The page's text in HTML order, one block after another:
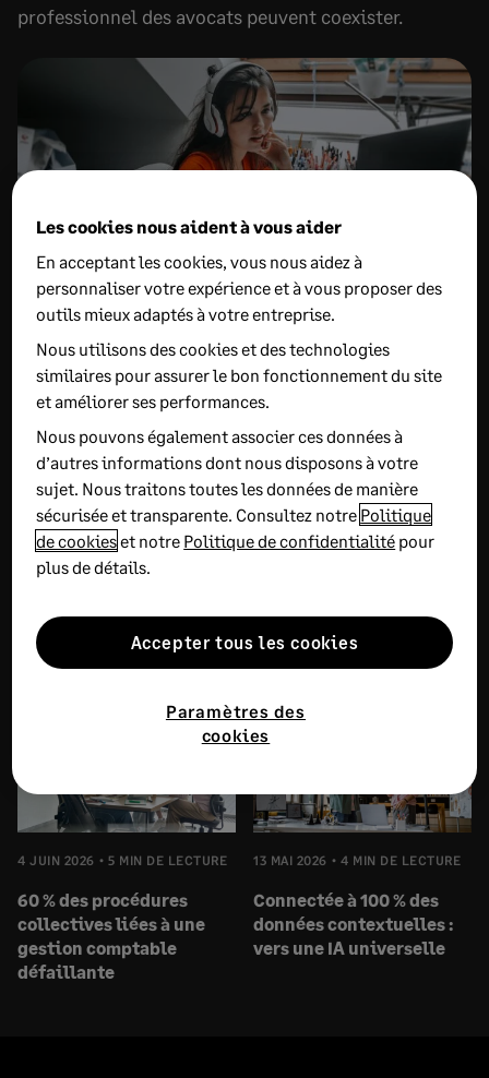
professionnel des avocats peuvent coexister.
En savoir plus sur ce sujet
26 JUIN 2026
2 MIN DE LECTURE
nouvelle génération :
l’avantage concurrentiel
24 JUIN 2026 5 MIN DE LECTURE
électroniques
4 JUIN 2026 5 MIN DE LECTURE
60 % des procédures
collectives liées à une
gestion comptable
défaillante
13 MAI 2026 4 MIN DE LECTURE
Connectée à 100 % des
données contextuelles :
vers une IA universelle
Les cookies nous aident à vous aider
En acceptant les cookies, vous nous aidez à
personnaliser votre expérience et à vous proposer des
outils mieux adaptés à votre entreprise.
Nous utilisons des cookies et des technologies
similaires pour assurer le bon fonctionnement du site
et améliorer ses performances.
Nous pouvons également associer ces données à
d’autres informations dont nous disposons à votre
sujet. Nous traitons toutes les données de manière
sécurisée et transparente. Consultez notre Politique
de cookieset notre Politique de confidentialité pour
plus de détails.
Paramètres des
cookies
Accepter tous les cookies